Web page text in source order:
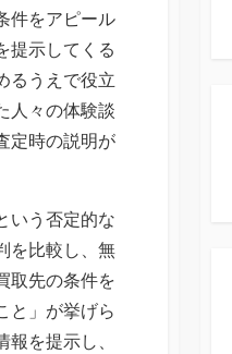
件をアピール
提示してくる
るうえで役立
人々の体験談
定時の説明が
いう否定的な
を比較し、無
取先の条件を
と」が挙げら
を提示し、